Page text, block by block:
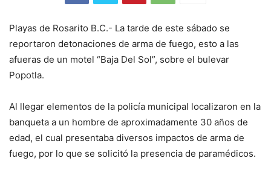
Playas de Rosarito B.C.- La tarde de este sábado se
reportaron detonaciones de arma de fuego, esto a las
afueras de un motel “Baja Del Sol”, sobre el bulevar
Popotla.
Al llegar elementos de la policía municipal localizaron en la
banqueta a un hombre de aproximadamente 30 años de
edad, el cual presentaba diversos impactos de arma de
fuego, por lo que se solicitó la presencia de paramédicos.